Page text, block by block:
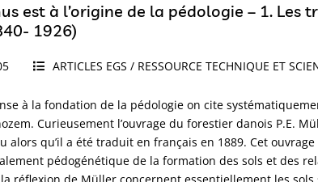
1926)
ARTICLES EGS / RESSOURCE TECHNIQUE ET
à la fondation de la pédologie on cite
Curieusement l’ouvrage du forestier danois P.E.
alors qu’il a été traduit en français en 1889. Cet
pédogénétique de la formation des sols et des